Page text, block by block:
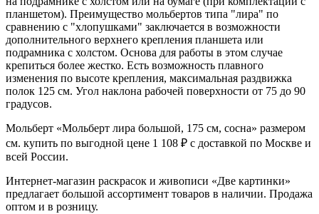
планшетом). Преимущество мольбертов типа "лира" по
сравнению с "хлопушками" заключается в возможности
дополнительного верхнего крепления планшета или
подрамника с холстом. Основа для работы в этом случае
крепиться более жестко. Есть возможность плавного
изменения по высоте крепления, максимальная раздвижка
полок 125 см. Угол наклона рабочей поверхности от 75 до 90
градусов.
Мольберт «Мольберт лира большой, 175 см, сосна» размером
см. купить по выгодной цене 1 108 ₽ с доставкой по Москве и
всей России.
Интернет-магазин раскрасок и живописи «Две картинки»
предлагает большой ассортимент товаров в наличии. Продажа
оптом и в розницу.